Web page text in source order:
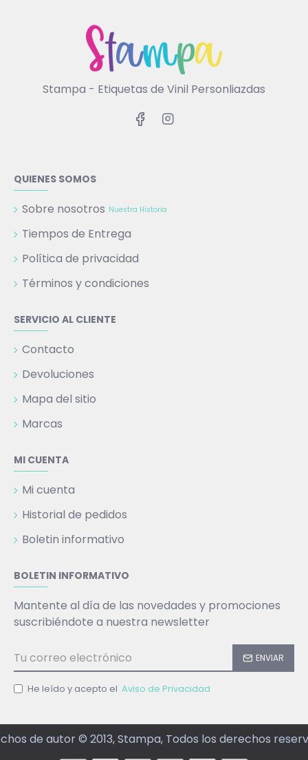
Stampa - Etiquetas de Vinil Personliazdas
QUIENES SOMOS
Sobre nosotros Nuestra Historia
Tiempos de Entrega
Política de privacidad
Términos y condiciones
SERVICIO AL CLIENTE
Contacto
Devoluciones
Mapa del sitio
Marcas
MI CUENTA
Mi cuenta
Historial de pedidos
Boletin informativo
BOLETIN INFORMATIVO
Mantente al día de las novedades y promociones
suscribiéndote a nuestra newsletter
ENVIAR
He leído y acepto el Aviso de Privacidad
de autor © 2013, Stampa, Todos los derechos